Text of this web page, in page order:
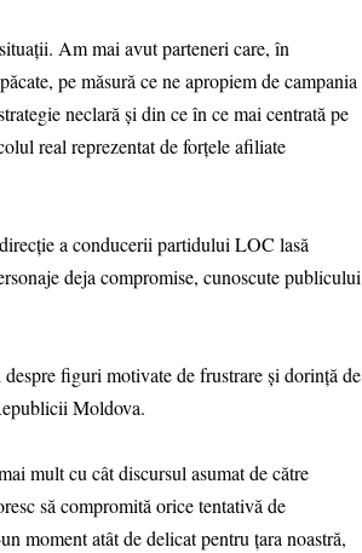
Am mai avut parteneri care, în
pe măsură ce ne apropiem de campania
neclară și din ce în ce mai centrată pe
real reprezentat de forțele afiliate
a conducerii partidului LOC lasă
deja compromise, cunoscute publicului
figuri motivate de frustrare și dorință de
Moldova.
mult cu cât discursul asumat de către
să compromită orice tentativă de
moment atât de delicat pentru țara noastră,